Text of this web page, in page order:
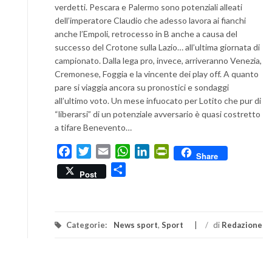
verdetti. Pescara e Palermo sono potenziali alleati
dell’imperatore Claudio che adesso lavora ai fianchi
anche l’Empoli, retrocesso in B anche a causa del
successo del Crotone sulla Lazio… all’ultima giornata di
campionato. Dalla lega pro, invece, arriveranno Venezia,
Cremonese, Foggia e la vincente dei play off. A quanto
pare si viaggia ancora su pronostici e sondaggi
all’ultimo voto. Un mese infuocato per Lotito che pur di
“liberarsi” di un potenziale avversario è quasi costretto
a tifare Benevento…
FacebookTwitterEmail WhatsApp
LinkedInPrintFriendly
Share
Post
Categorie: News sport, Sport / di Redazione